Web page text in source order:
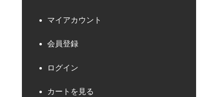
マイアカウント
会員登録
ログイン
カートを見る